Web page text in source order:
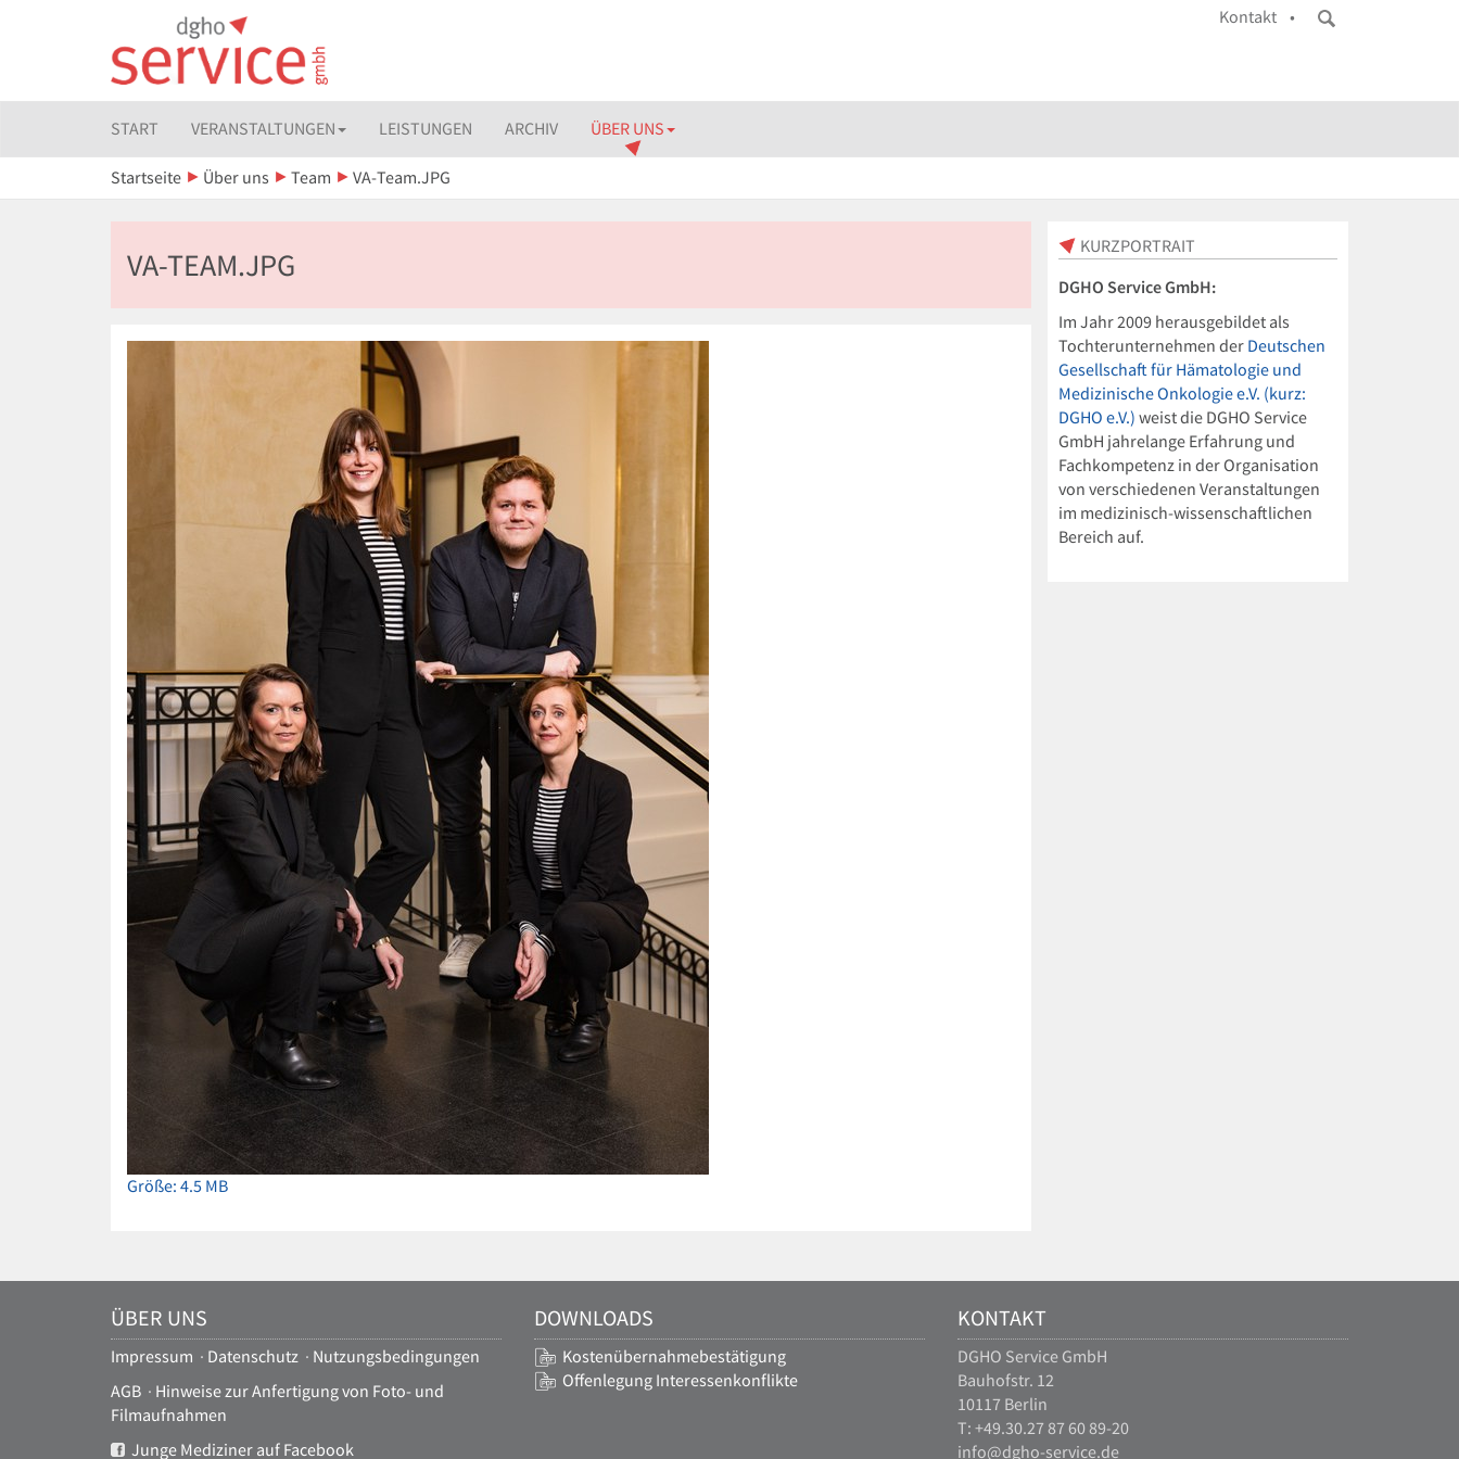
Kontakt •
START VERANSTALTUNGEN LEISTUNGEN ARCHIV ÜBER UNS
Startseite Über uns Team VA-Team.JPG
VA-TEAM.JPG
Zeige
Größe…
Größe: 4.5 MB
KURZPORTRAIT
DGHO Service GmbH:
Im Jahr 2009 herausgebildet als
Tochterunternehmen der Deutschen
Gesellschaft für Hämatologie und
Medizinische Onkologie e.V. (kurz:
DGHO e.V.) weist die DGHO Service
GmbH jahrelange Erfahrung und
Fachkompetenz in der Organisation
von verschiedenen Veranstaltungen
im medizinisch-wissenschaftlichen
Bereich auf.
ÜBER UNS
Impressum · Datenschutz · Nutzungsbedingungen
AGB · Hinweise zur Anfertigung von Foto- und
Filmaufnahmen
Junge Mediziner auf Facebook
DOWNLOADS
Kostenübernahmebestätigung
Offenlegung Interessenkonflikte
KONTAKT
DGHO Service GmbH
Bauhofstr. 12
10117 Berlin
T: +49.30.27 87 60 89-20
info@dgho-service.de